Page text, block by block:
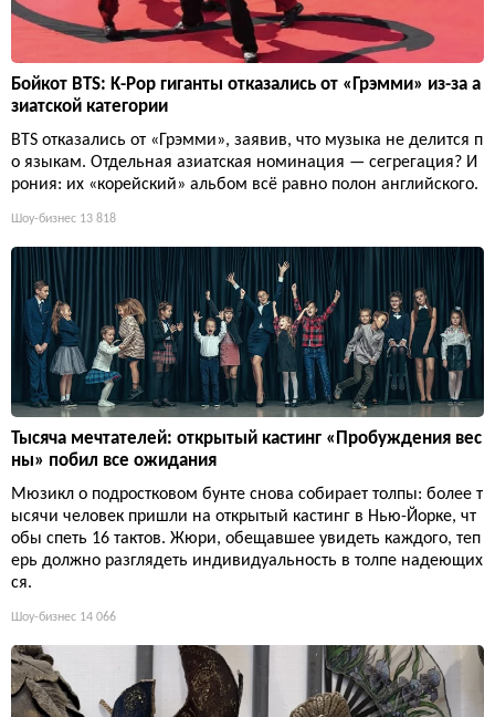
Бойкот BTS: K-Pop гиганты отказались от «Грэмми» из-за а
зиатской категории
BTS отказались от «Грэмми», заявив, что музыка не делится п
о языкам. Отдельная азиатская номинация — сегрегация? И
рония: их «корейский» альбом всё равно полон английского.
Шоу-бизнес 13 818
Тысяча мечтателей: открытый кастинг «Пробуждения вес
ны» побил все ожидания
Мюзикл о подростковом бунте снова собирает толпы: более т
ысячи человек пришли на открытый кастинг в Нью-Йорке, чт
обы спеть 16 тактов. Жюри, обещавшее увидеть каждого, теп
ерь должно разглядеть индивидуальность в толпе надеющих
ся.
Шоу-бизнес 14 066